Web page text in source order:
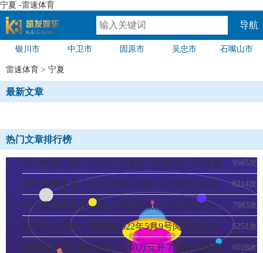
宁夏 -雷速体育
速体育
导航
银川市 中卫市 固原市 吴忠市 石嘴山市
雷速体育 > 宁夏
最新文章
热门文章排行榜
9565次
2019考湖北成人大学怎么报名,2019年成人高考如
何报名 8214次
驻马店哪里有小学英语培训机构,小学英语培训机
构 7983次
审计师报考条件，审计师报考条件和时间2022
6251次
阅兵几点开始，俄罗斯2022年5月9号阅兵是北京
时间几点钟开始 6028次
安徽母婴店的加盟费多少,40万元开了两家母婴店